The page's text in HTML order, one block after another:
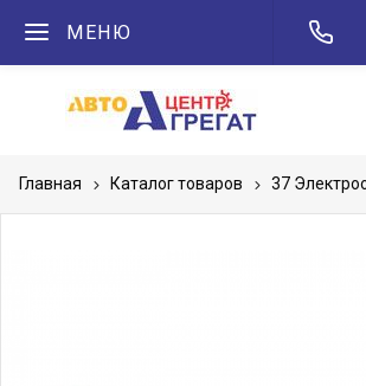
МЕНЮ
Главная Каталог товаров 37